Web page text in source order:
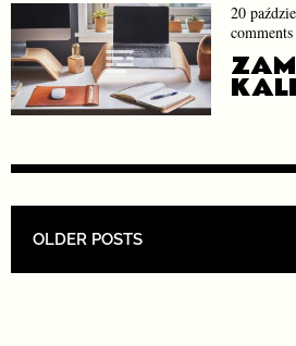
20
comments
POST
OLDER POSTS